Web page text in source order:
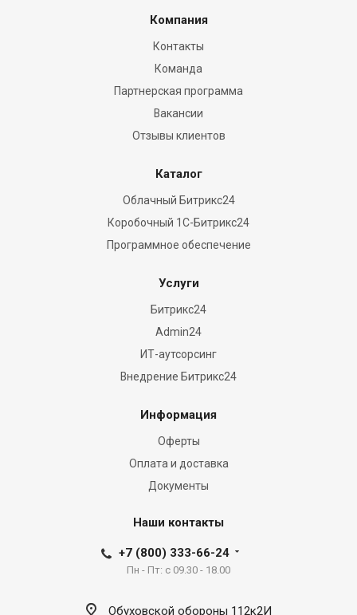
Компания
Контакты
Команда
Партнерская программа
Вакансии
Отзывы клиентов
Каталог
Облачный Битрикс24
Коробочный 1С-Битрикс24
Программное обеспечение
Услуги
Битрикс24
Admin24
ИТ-аутсорсинг
Внедрение Битрикс24
Информация
Оферты
Оплата и доставка
Документы
Наши контакты
+7 (800) 333-66-24
Пн - Пт: с 09.30 - 18.00
Обуховской обороны 112к2И